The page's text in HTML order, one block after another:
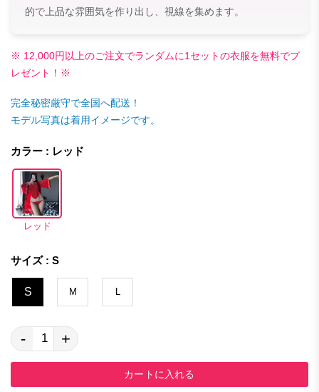
的で上品な雰囲気を作り出し、視線を集めます。
※ 12,000円以上のご注文でランダムに1セットの衣服を無料でプ
レゼント！※
完全秘密厳守で全国へ配送！
モデル写真は着用イメージです。
カラー : レッド
レッド
サイズ : S
S M
- +
カートに入れる